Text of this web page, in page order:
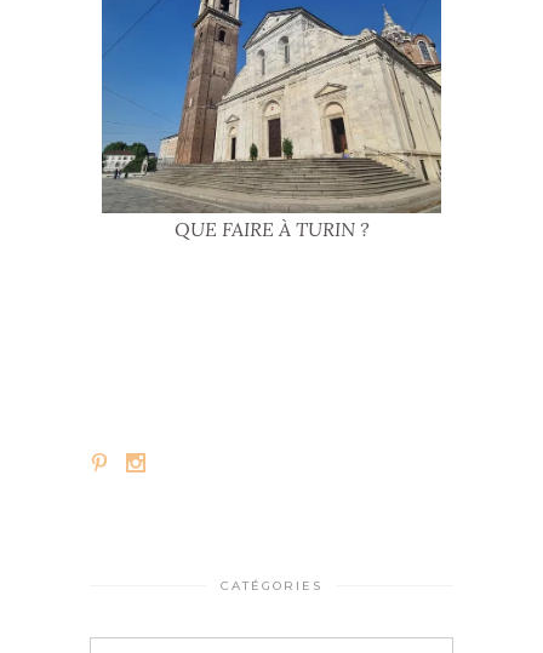
QUE FAIRE À TURIN ?
CATÉGORIES